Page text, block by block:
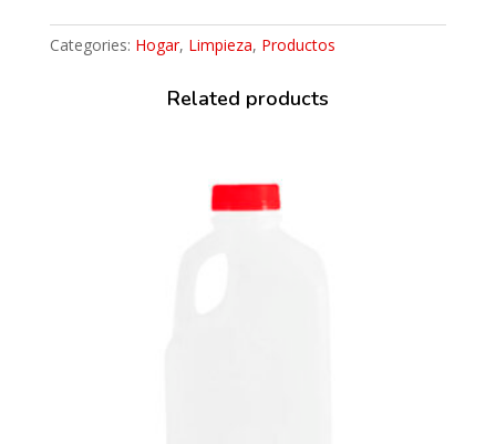
Categories: Hogar, Limpieza, Productos
Related products